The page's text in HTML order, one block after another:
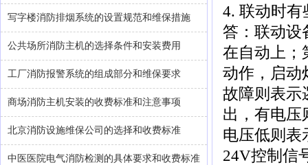
写字楼消防排烟系统的设置规范和维保措施
公共场所消防主机的选择条件和安装费用
工厂消防报警系统的组成部分和维保要求
商场消防主机安装的收费标准和注意事项
北京消防设施维保公司的选择和收费标准
中医医院电气消防检测的具体要求和收费标准
4. 联动时
答：联动
在自动上；
动作，启动
故障则表示
出，有电压
电压低则表
24V控制信